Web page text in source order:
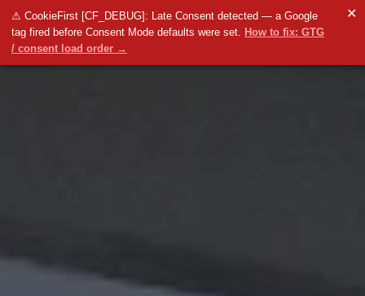
⚠ CookieFirst [CF_DEBUG]: Late Consent detected — a Google
tag fired before Consent Mode defaults were set. How to fix: GTG
/ consent load order →
✕